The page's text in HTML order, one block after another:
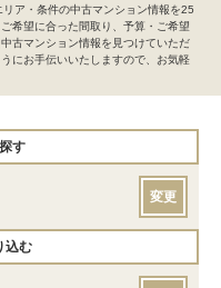
ア・条件の中古マンション情報を25
希望に合った間取り、予算・ご希望
古マンション情報を見つけていただ
にお手伝いいたしますので、お気軽
す
変更
込む